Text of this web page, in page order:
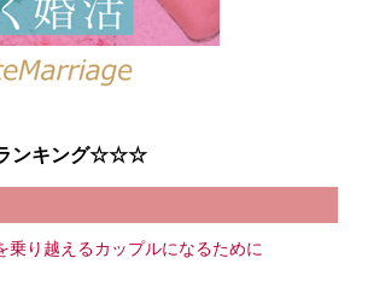
ンキング☆☆☆
乗り越えるカップルになるために